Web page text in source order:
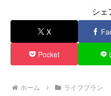
シェ
X
Pocket
ホーム ライフプラン